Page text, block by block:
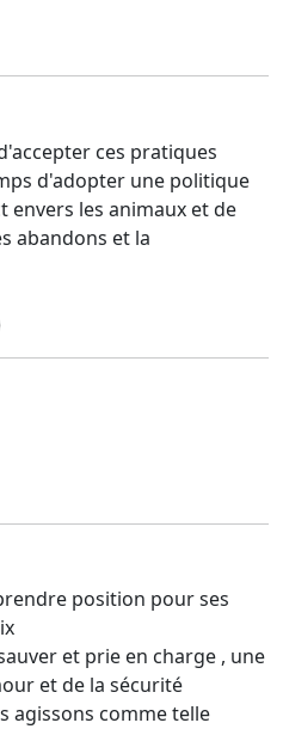
ces pratiques
d'adopter une politique
les animaux et de
abandons et la
position pour ses
et prie en charge , une
et de la sécurité
agissons comme telle